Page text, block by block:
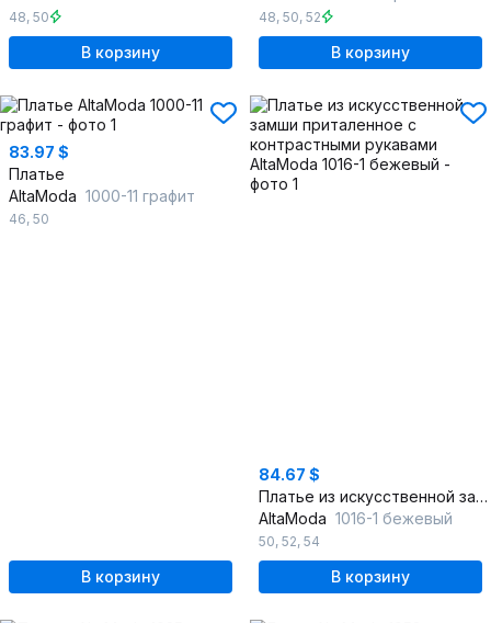
48, 50
В корзину
48, 50, 52
В корзину
83.97 $
Платье
AltaModa 1000-11 графит
46, 50
В корзину
84.67 $
Платье из искусственной замши приталенное с контрастными рукавами
AltaModa 1016-1 бежевый
50, 52, 54
В корзину